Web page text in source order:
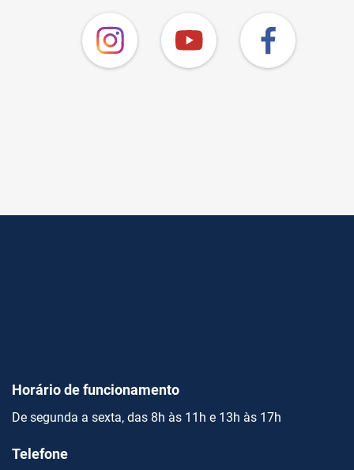
Horário de funcionamento
De segunda a sexta, das 8h às 11h e 13h às 17h
Telefone